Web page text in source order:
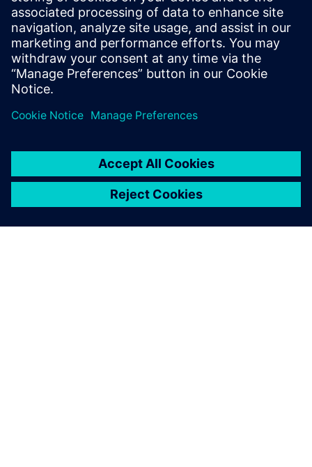
Using CFD simulation to
improve nuclear reactor
performance and safety
Towards a Virtual Nuclear Reactor